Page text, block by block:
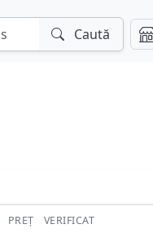
Caută
PREȚ VERIFICAT